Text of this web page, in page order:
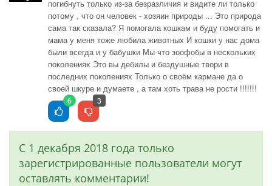
погибнуть только из-за безразличия и видите ли только
потому , что он человек - хозяин природы ... Это природа
сама так сказала? Я помогала кошкам и буду помогать и
мама у меня тоже любила животных И кошки у нас дома
были всегда и у бабушки Мы что зоофобы в нескольких
поколениях Это вы дебилы и бездушные твори в
последних поколениях Только о своём кармане да о
своей шкуре и думаете , а там хоть трава не рости !!!!!!!
6 3
С 1 декабря 2018 года только
зарегистрированные пользователи могут
оставлять комментарии!